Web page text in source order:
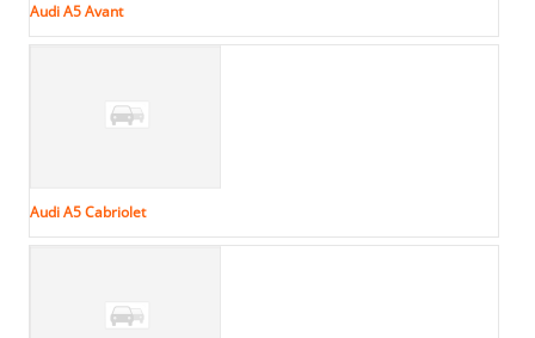
Audi A5 Avant
Audi A5 Cabriolet